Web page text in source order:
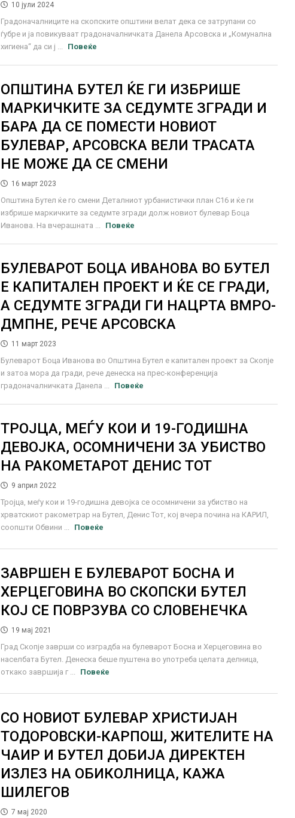
10 јули 2024
Градоначалниците на скопските општини велат дека се затрупани со
ѓубре и ја повикуваат градоначалничката Данела Арсовска и „Комунална
хигиена“ да си ј ...
Повеќе
ОПШТИНА БУТЕЛ ЌЕ ГИ ИЗБРИШЕ
МАРКИЧКИТЕ ЗА СЕДУМТЕ ЗГРАДИ И
БАРА ДА СЕ ПОМЕСТИ НОВИОТ
БУЛЕВАР, АРСОВСКА ВЕЛИ ТРАСАТА
НЕ МОЖЕ ДА СЕ СМЕНИ
16 март 2023
Општина Бутел ќе го смени Деталниот урбанистички план С16 и ќе ги
избрише маркичките за седумте згради долж новиот булевар Боца
Иванова. На вчерашната ...
Повеќе
БУЛЕВАРОТ БОЦА ИВАНОВА ВО БУТЕЛ
Е КАПИТАЛЕН ПРОЕКТ И ЌЕ СЕ ГРАДИ,
А СЕДУМТЕ ЗГРАДИ ГИ НАЦРТА ВМРО-
ДМПНЕ, РЕЧЕ АРСОВСКА
11 март 2023
Булеварот Боца Иванова во Општина Бутел е капитален проект за Скопје
и затоа мора да гради, рече денеска на прес-конференција
градоначалничката Данела ...
Повеќе
ТРОЈЦА, МЕЃУ КОИ И 19-ГОДИШНА
ДЕВОЈКА, ОСОМНИЧЕНИ ЗА УБИСТВО
НА РАКОМЕТАРОТ ДЕНИС ТОТ
9 април 2022
Тројца, меѓу кои и 19-годишна девојка се осомничени за убиство на
хрватскиот ракометрар на Бутел, Денис Тот, кој вчера почина на КАРИЛ,
соопшти Обвини ...
Повеќе
ЗАВРШЕН Е БУЛЕВАРОТ БОСНА И
ХЕРЦЕГОВИНА ВО СКОПСКИ БУТЕЛ
КОЈ СЕ ПОВРЗУВА СО СЛОВЕНЕЧКА
19 мај 2021
Град Скопје заврши со изградба на булеварот Босна и Херцеговина во
населбата Бутел. Денеска беше пуштена во употреба целата делница,
откако завршија г ...
Повеќе
СО НОВИОТ БУЛЕВАР ХРИСТИЈАН
ТОДОРОВСКИ-КАРПОШ, ЖИТЕЛИТЕ НА
ЧАИР И БУТЕЛ ДОБИЈА ДИРЕКТЕН
ИЗЛЕЗ НА ОБИКОЛНИЦА, КАЖА
ШИЛЕГОВ
7 мај 2020